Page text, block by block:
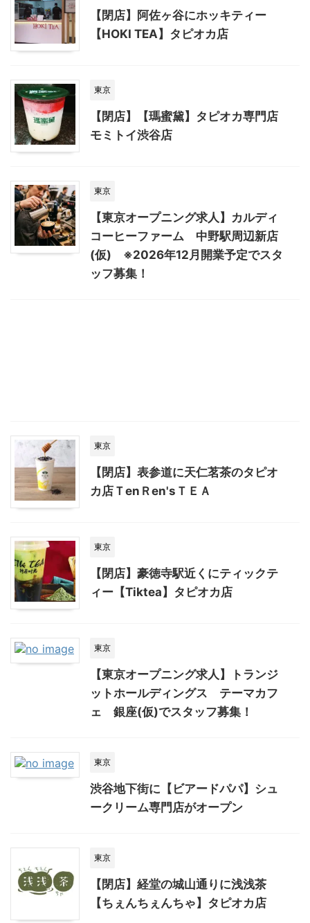
【閉店】阿佐ヶ谷にホッキティー
【HOKI TEA】タピオカ店
東京
【閉店】【瑪蜜黛】タピオカ専門店
モミトイ渋谷店
東京
【東京オープニング求人】カルディ
コーヒーファーム 中野駅周辺新店
(仮) ※2026年12月開業予定でスタ
ッフ募集！
東京
【閉店】表参道に天仁茗茶のタピオ
カ店ＴenＲen'sＴＥＡ
東京
【閉店】豪徳寺駅近くにティックテ
ィー【Tiktea】タピオカ店
東京
【東京オープニング求人】トランジ
ットホールディングス テーマカフ
ェ 銀座(仮)でスタッフ募集！
東京
渋谷地下街に【ビアードパパ】シュ
ークリーム専門店がオープン
東京
【閉店】経堂の城山通りに浅浅茶
【ちぇんちぇんちゃ】タピオカ店